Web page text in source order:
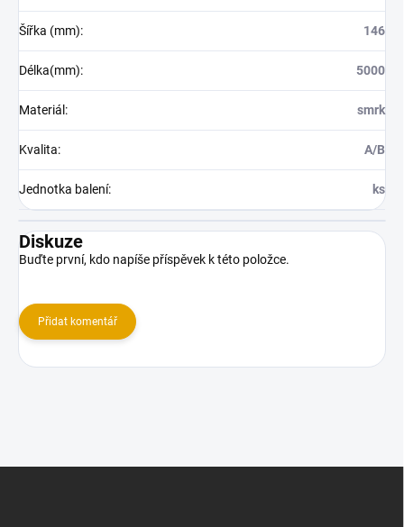
Šířka (mm): 146
Délka(mm): 5000
Materiál : smrk
Kvalita: A/B
Jednotka balení: ks
Diskuze
Buďte první, kdo napíše příspěvek k této položce.
Přidat komentář